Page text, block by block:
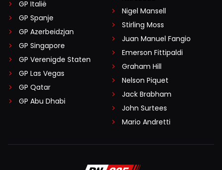
GP Italië
GP Spanje
GP Azerbeidzjan
GP Singapore
GP Verenigde Staten
GP Las Vegas
GP Qatar
GP Abu Dhabi
Nigel Mansell
Stirling Moss
Juan Manuel Fangio
Emerson Fittipaldi
Graham Hill
Nelson Piquet
Jack Brabham
John Surtees
Mario Andretti